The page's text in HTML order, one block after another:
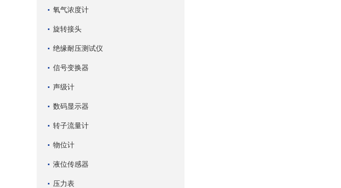
氧气浓度计
旋转接头
绝缘耐压测试仪
信号变换器
声级计
数码显示器
转子流量计
物位计
液位传感器
压力表